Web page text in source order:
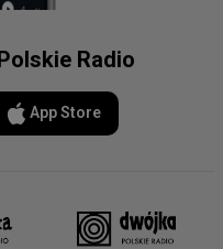
Radio
App Store